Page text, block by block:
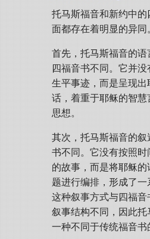
托马斯福音和新约中
面都存在着明显的异同
首先，托马斯福音的
四福音书不同。它并
生平事迹，而是呈现
话，着重于耶稣的智
思想。
其次，托马斯福音的
书不同。它没有按照
的故事，而是将耶稣
题进行编排，形成了
这种叙事方式与四福
叙事结构不同，因此
一种不同于传统福音